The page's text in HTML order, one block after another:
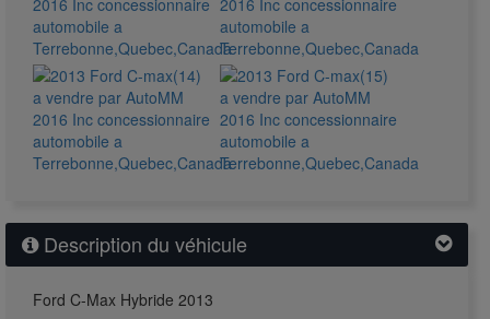
Description du véhicule
Ford C-Max Hybride 2013